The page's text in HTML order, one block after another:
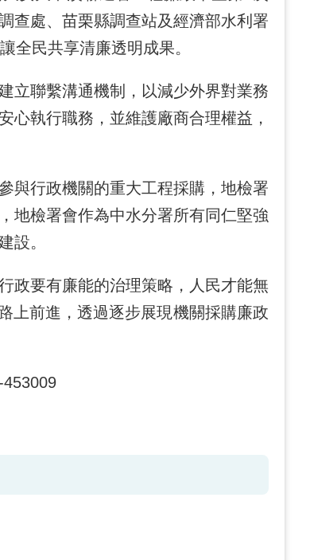
查處、苗栗縣調查站及經濟部水利署
全民共享清廉透明成果。
立聯繫溝通機制，以減少外界對業務
心執行職務，並維護廠商合理權益，
與行政機關的重大工程採購，地檢署
地檢署會作為中水分署所有同仁堅強
設。
政要有廉能的治理策略，人民才能無
上前進，透過逐步展現機關採購廉政